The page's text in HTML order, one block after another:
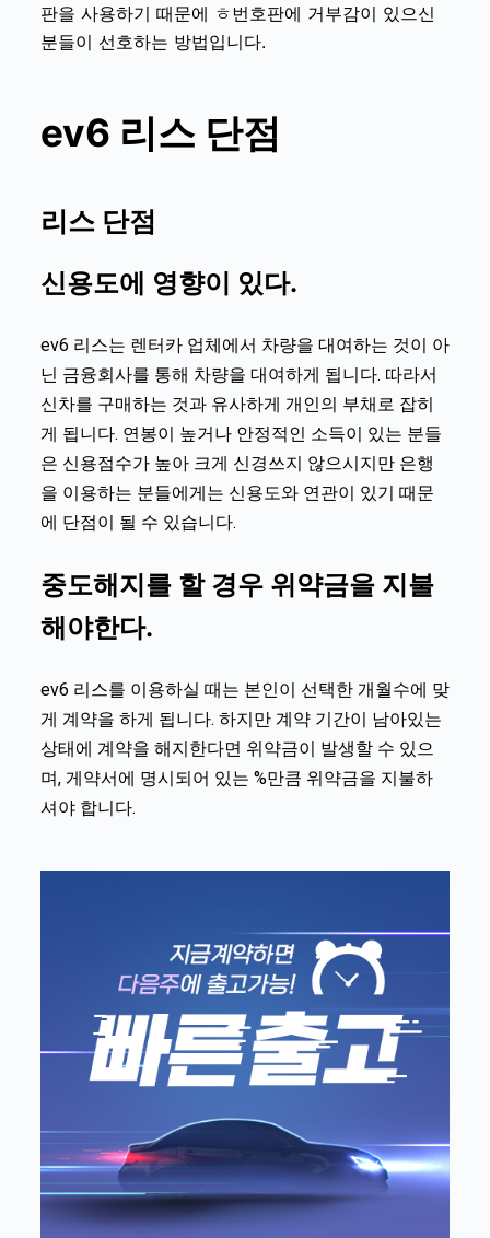
판을 사용하기 때문에 ㅎ번호판에 거부감이 있으신
분들이 선호하는 방법입니다.
ev6 리스 단점
리스 단점
신용도에 영향이 있다.
ev6 리스는 렌터카 업체에서 차량을 대여하는 것이 아
닌 금융회사를 통해 차량을 대여하게 됩니다. 따라서
신차를 구매하는 것과 유사하게 개인의 부채로 잡히
게 됩니다. 연봉이 높거나 안정적인 소득이 있는 분들
은 신용점수가 높아 크게 신경쓰지 않으시지만 은행
을 이용하는 분들에게는 신용도와 연관이 있기 때문
에 단점이 될 수 있습니다.
중도해지를 할 경우 위약금을 지불
해야한다.
ev6 리스를 이용하실 때는 본인이 선택한 개월수에 맞
게 계약을 하게 됩니다. 하지만 계약 기간이 남아있는
상태에 계약을 해지한다면 위약금이 발생할 수 있으
며, 게약서에 명시되어 있는 %만큼 위약금을 지불하
셔야 합니다.